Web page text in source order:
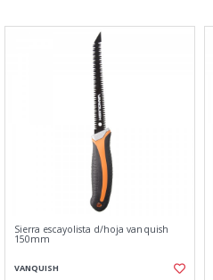
Sierra escayolista d/hoja vanquish
150mm
VANQUISH